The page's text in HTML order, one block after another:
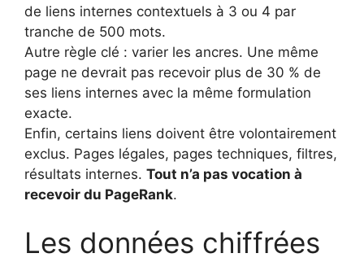
de liens internes contextuels à 3 ou 4 par
tranche de 500 mots.
Autre règle clé : varier les ancres. Une même
page ne devrait pas recevoir plus de 30 % de
ses liens internes avec la même formulation
exacte.
Enfin, certains liens doivent être volontairement
exclus. Pages légales, pages techniques, filtres,
résultats internes. Tout n’a pas vocation à
recevoir du PageRank.
Les données chiffrées